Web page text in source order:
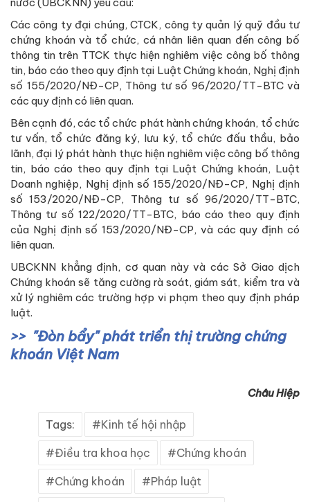
Các công ty đại chúng, CTCK, công ty quản lý quỹ đầu tư
chứng khoán và tổ chức, cá nhân liên quan đến công bố
thông tin trên TTCK thực hiện nghiêm việc công bố thông
tin, báo cáo theo quy định tại Luật Chứng khoán, Nghị định
số 155/2020/NĐ-CP, Thông tư số 96/2020/TT-BTC và
các quy định có liên quan.
Bên cạnh đó, các tổ chức phát hành chứng khoán, tổ chức
tư vấn, tổ chức đăng ký, lưu ký, tổ chức đấu thầu, bảo
lãnh, đại lý phát hành thực hiện nghiêm việc công bố thông
tin, báo cáo theo quy định tại Luật Chứng khoán, Luật
Doanh nghiệp, Nghị định số 155/2020/NĐ-CP, Nghị định
số 153/2020/NĐ-CP, Thông tư số 96/2020/TT-BTC,
Thông tư số 122/2020/TT-BTC, báo cáo theo quy định
của Nghị định số 153/2020/NĐ-CP, và các quy định có
liên quan.
UBCKNN khẳng định, cơ quan này và các Sở Giao dịch
Chứng khoán sẽ tăng cường rà soát, giám sát, kiểm tra và
xử lý nghiêm các trường hợp vi phạm theo quy định pháp
luật.
"Đòn bẩy" phát triển thị trường chứng
khoán Việt Nam
Châu Hiệp
Tags: Kinh tế hội nhập
Điều tra khoa học Chứng khoán
Chứng khoán Pháp luật